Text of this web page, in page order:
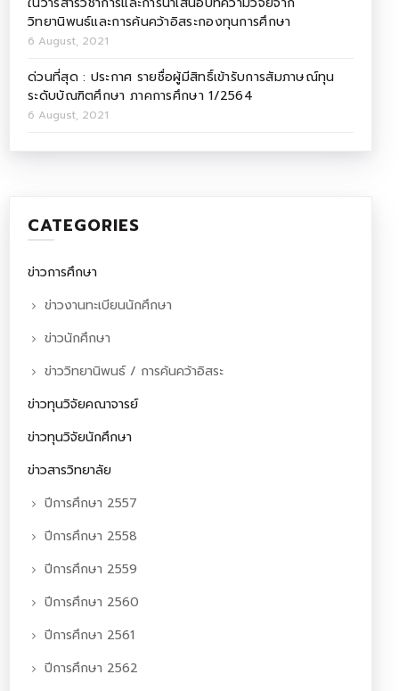
วิทยานิพนธ์และการค้นคว้าอิสระกองทุนการศึกษา
6 August, 2021
ด่วนที่สุด : ประกาศ รายชื่อผู้มีสิทธิ์เข้ารับการสัมภาษณ์ทุน
ระดับบัณฑิตศึกษา ภาคการศึกษา 1/2564
6 August, 2021
CATEGORIES
ข่าวการศึกษา
ข่าวงานทะเบียนนักศึกษา
ข่าวนักศึกษา
ข่าววิทยานิพนธ์ / การค้นคว้าอิสระ
ข่าวทุนวิจัยคณาจารย์
ข่าวทุนวิจัยนักศึกษา
ข่าวสารวิทยาลัย
ปีการศึกษา 2557
ปีการศึกษา 2558
ปีการศึกษา 2559
ปีการศึกษา 2560
ปีการศึกษา 2561
ปีการศึกษา 2562